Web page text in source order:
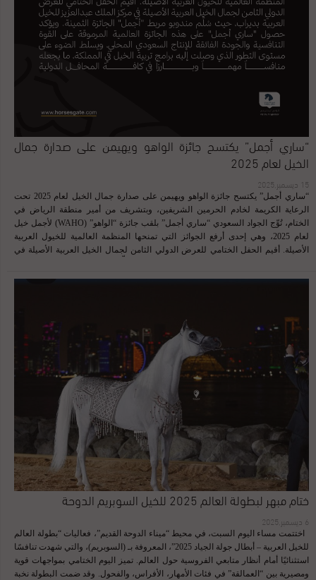
“ساري أجمل” يكتسح جائزة الواهو ويهيمن على صدارة جمال
الخيل لعام 2025
15 ديسمبر,2025
“ساري أجمل” يكتسح جائزة الواهو ويهيمن على صدارة جمال الخيل لعام 2025 تحت
الرعاية الكريمة لخادم الحرمين الشريفين، وبتشريف من أمير منطقة الرياض في
الختام، تُوِّج الجواد السعودي “ساري أجمل” بلقب جائزة “الواهو” (WAHO) لأجمل خيل
لعام 2025، وهي إحدى أرفع الجوائز التي تمنحها المنظمة العالمية للخيول العربية
الأصيلة. أقيم الحفل الختامي للعرض الدولي الثامن لجمال الخيل العربية الأصيلة في
الثمينة. ويؤكد حصول “ساري أجمل” على هذه الجائزة العالمية المرموقة على القوة
المحافل الدولية. تابعونا على الانستجرام أضغط هنا للمزيد من المقالات أضغط هنا
ختام مبهر لبطولة العالم 2025 للخيل السوبريم الدوحة
6 ديسمبر,2025
اختتمت مساء اليوم السبت، في محيط “ميناء الدوحة القديم”، فعاليات “بطولة العالم
للخيل العربية – أبطال جولة الجياد 2025”، المعروفة بـ (السوبريم)، والتي شهدت تنافسًا
استثنائيًا أمام أنظار متابعي الفروسية حول العالم. تميز اليوم الختامي بمواجهات قوية
ومصيرية بين “العمالقة” في فئات الأمهار، الأفراس، والفحول. وقد ضمت البطولة نخبة